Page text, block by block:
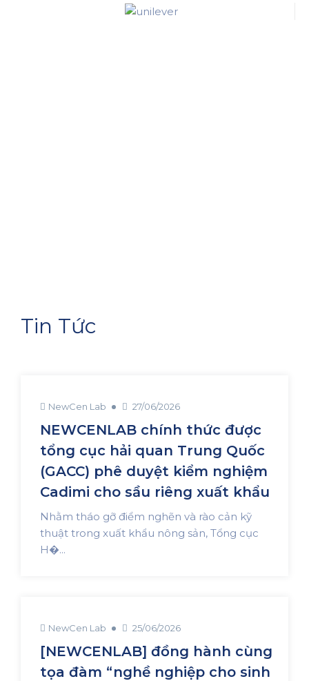
Tin Tức
NewCen Lab 27/06/2026
NEWCENLAB chính thức được
tổng cục hải quan Trung Quốc
(GACC) phê duyệt kiểm nghiệm
Cadimi cho sầu riêng xuất khẩu
Nhằm tháo gỡ điểm nghẽn và rào cản kỹ
thuật trong xuất khẩu nông sản, Tổng cục
H�...
NewCen Lab 25/06/2026
[NEWCENLAB] đồng hành cùng
tọa đàm “nghề nghiệp cho sinh